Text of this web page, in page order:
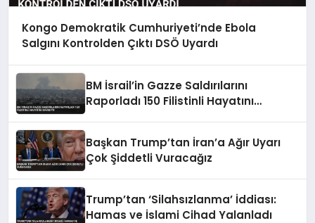
Kongo Demokratik Cumhuriyeti’nde Ebola
Salgını Kontrolden Çıktı DSÖ Uyardı
BM İsrail’in Gazze Saldırılarını
Raporladı 150 Filistinli Hayatını
Başkan Trump’tan İran’a Ağır Uyarı
Çok Şiddetli Vuracağız
Trump’tan ‘Silahsızlanma’ İddiası:
Hamas ve İslami Cihad Yalanladı